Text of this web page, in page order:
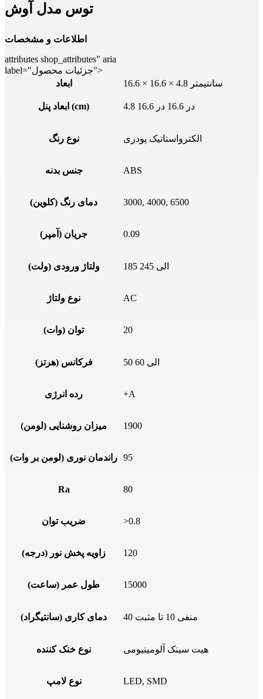
توس مدل آوش
اطلاعات و مشخصات
attributes shop_attributes" aria
label="جزئیات محصول">
ابعاد
16.6 × 16.6 × 4.8 سانتیمتر
ابعاد پنل (cm) 4.8 در 16.6 در 16.6
نوع رنگ الکترواستاتیک پودری
جنس بدنه ABS
دمای رنگ (کلوین) 3000, 4000, 6500
جریان (آمپر) 0.09
ولتاژ ورودی (ولت) 185 الی 245
نوع ولتاژ AC
توان (وات) 20
فرکانس (هرتز) 50 الی 60
رده انرژی +A
میزان روشنایی (لومن) 1900
راندمان نوری (لومن بر وات) 95
Ra 80
ضریب توان >0.8
زاویه پخش نور (درجه) 120
طول عمر (ساعت) 15000
دمای کاری (سانتیگراد) منفی 10 تا مثبت 40
نوع خنک کننده هیت سینک آلومینیومی
نوع لامپ LED, SMD